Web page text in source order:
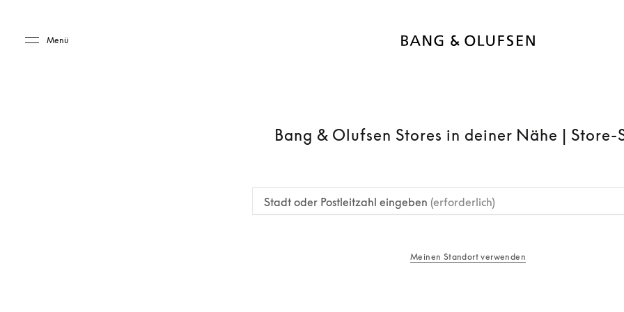
Menü
Bang & Olufsen Stores in deiner Nähe | Store-
Stadt oder Postleitzahl eingeben (erforderlich)
Meinen Standort verwenden